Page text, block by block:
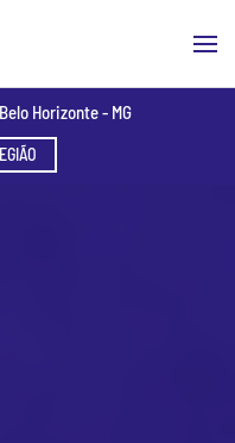
Horizonte - MG
REGIÃO